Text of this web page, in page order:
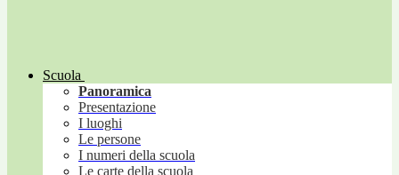
Scuola
Panoramica
Presentazione
I luoghi
Le persone
I numeri della scuola
Le carte della scuola